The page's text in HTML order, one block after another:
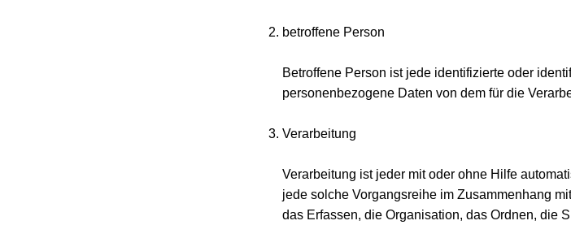
betroffene Person
Betroffene Person ist jede identifizierte oder
personenbezogene Daten von dem für die
Verarbeitung
Verarbeitung ist jeder mit oder ohne Hilfe
jede solche Vorgangsreihe im Zusammenhang
das Erfassen, die Organisation, das Ordnen, die